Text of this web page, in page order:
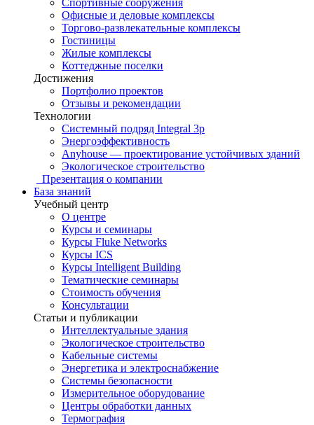
Офисные и деловые комплексы
Торгово-развлекательные комплексы
Гостиницы
Жилые комплексы
Коттеджные поселки
Достижения
Портфолио проектов
Отзывы и рекомендации
Технологии
Системный подряд Integral 3p
Энергоэффективность
Anyhouse — проектирование устойчивых зданий
Экологическое строительство
Презентация о компании
База знаний
Учебный центр
О центре
Курсы и семинары
Курсы Fluke Networks
Курсы ICS
Курсы Intelligent Building
Тематические семинары
Стоимость обучения
Консультации
Статьи и публикации
Интеллектуальные здания
Экологическое строительство
Кабельные системы
Энергетика и электроснабжение
Системы безопасности
Измерительное оборудование
Центры обработки данных
Термография